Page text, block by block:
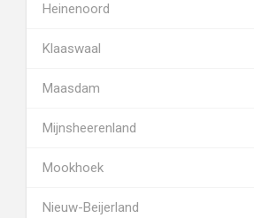
Heinenoord
Klaaswaal
Maasdam
Mijnsheerenland
Mookhoek
Nieuw-Beijerland